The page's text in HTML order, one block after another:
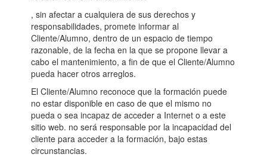
, sin afectar a cualquiera de sus derechos y
responsabilidades, promete informar al
Cliente/Alumno, dentro de un espacio de tiempo
razonable, de la fecha en la que se propone llevar a
cabo el mantenimiento, a fin de que el Cliente/Alumno
pueda hacer otros arreglos.
El Cliente/Alumno reconoce que la formación puede
no estar disponible en caso de que el mismo no
pueda o sea incapaz de acceder a Internet o a este
sitio web. no será responsable por la incapacidad del
cliente para acceder a la formación, bajo estas
circunstancias.